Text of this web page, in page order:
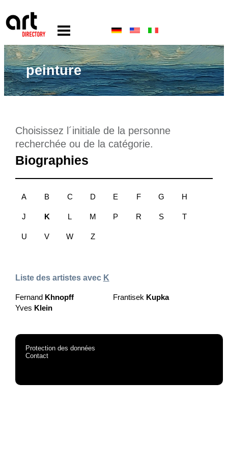
peinture
Choisissez l´initiale de la personne
recherchée ou de la catégorie.
Biographies
A B C D E F G H
J K L M P R S T
U V W Z
Liste des artistes avec K
Fernand Khnopff
Yves Klein
Frantisek Kupka
Protection des données
Contact